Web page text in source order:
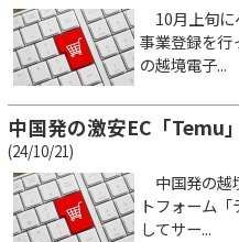
10月上旬に
事業登録を行
の越境電子...
中国発の激安EC「Temu
(24/10/21)
中国発の越
トフォーム
してサー...